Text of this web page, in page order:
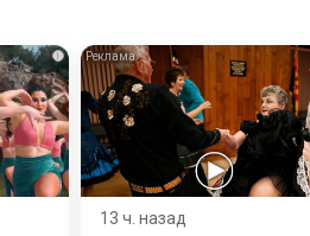
i
13 ч. назад